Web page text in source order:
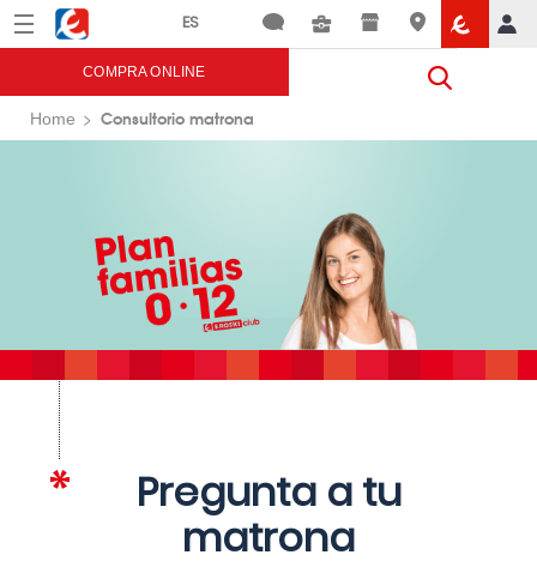
Menú Eroski
COMPRA ONLINE
Home Consultorio matrona
Pregunta a tu
matrona